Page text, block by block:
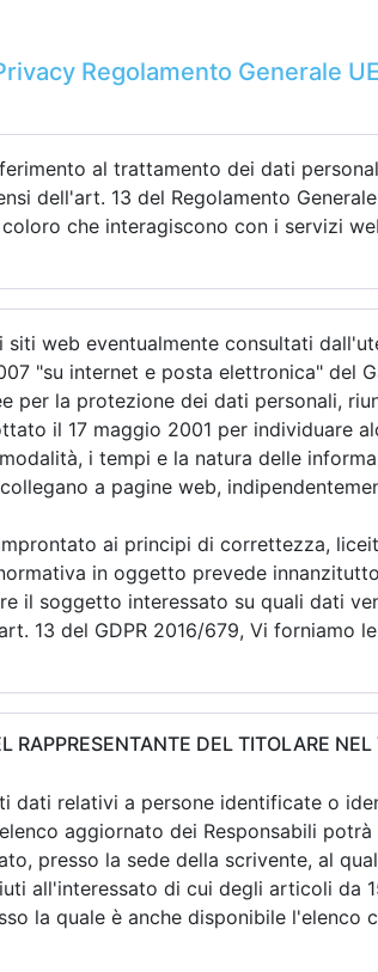
Regolamento Generale
al trattamento dei dati
dell'art. 13 del Regolamento
che interagiscono con i servizi
web eventualmente consultati
"su internet e posta elettronica" del
per la protezione dei dati personali,
il 17 maggio 2001 per individuare
i tempi e la natura delle
a pagine web,
ai principi di correttezza,
in oggetto prevede
il soggetto interessato su quali dati
13 del GDPR 2016/679, Vi forniamo
RAPPRESENTANTE DEL TITOLARE NEL
dati relativi a persone identificate o
aggiornato dei Responsabili potrà
presso la sede della scrivente, al
all'interessato di cui degli articoli da
la quale è anche disponibile l'elenco